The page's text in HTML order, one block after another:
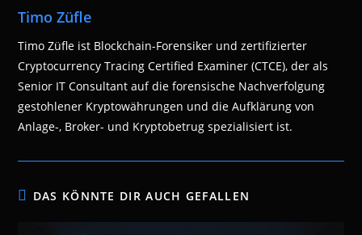
Timo Züfle
Timo Züfle ist Blockchain-Forensiker und zertifizierter
Cryptocurrency Tracing Certified Examiner (CTCE), der als
Senior IT Consultant auf die forensische Nachverfolgung
gestohlener Kryptowährungen und die Aufklärung von
Anlage-, Broker- und Kryptobetrug spezialisiert ist.
DAS KÖNNTE DIR AUCH GEFALLEN